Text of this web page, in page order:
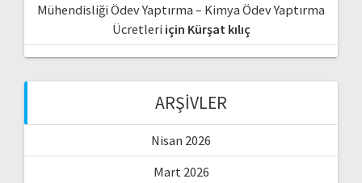
Mühendisliği Ödev Yaptırma – Kimya Ödev Yaptırma
Ücretleri için Kürşat kılıç
ARŞIVLER
Nisan 2026
Mart 2026